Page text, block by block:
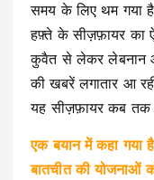
समय के लिए थम गया
हफ़्ते के सीज़फ़ायर का
कुवैत से लेकर लेबनान
की खबरें लगातार आ
यह सीज़फ़ायर कब तक
एक बयान में कहा गया
बातचीत की योजनाओं